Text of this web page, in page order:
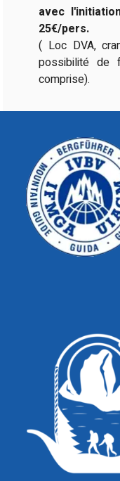
avec
25€/pers.
( Loc DVA,
possibilité de
comprise).